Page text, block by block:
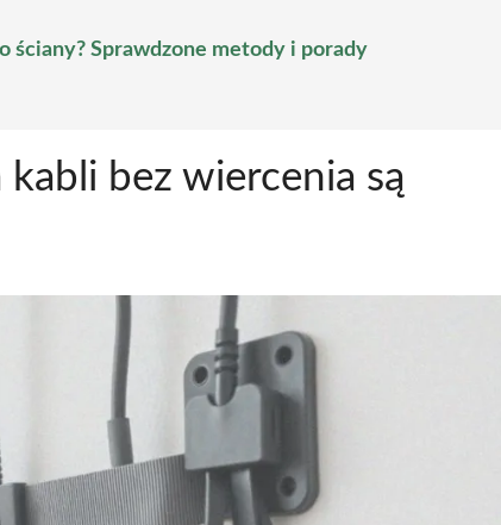
ściany? Sprawdzone metody i porady
bez wiercenia są